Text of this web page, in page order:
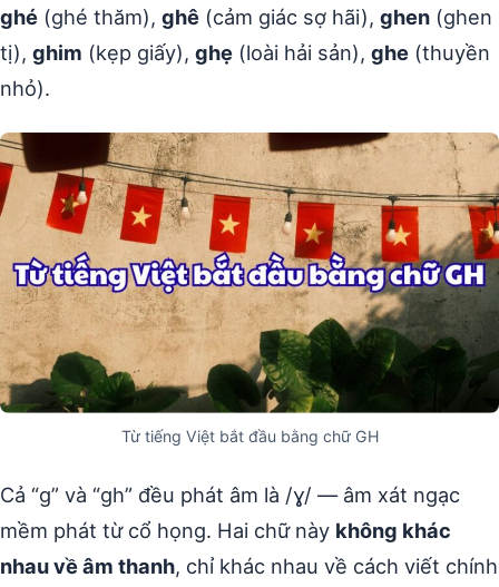
ghé (ghé thăm), ghê (cảm giác sợ hãi), ghen (ghen
tị), ghim (kẹp giấy), ghẹ (loài hải sản), ghe (thuyền
nhỏ).
Từ tiếng Việt bắt đầu bằng chữ GH
Cả “g” và “gh” đều phát âm là /ɣ/ — âm xát ngạc
mềm phát từ cổ họng. Hai chữ này không khác
nhau về âm thanh, chỉ khác nhau về cách viết chính